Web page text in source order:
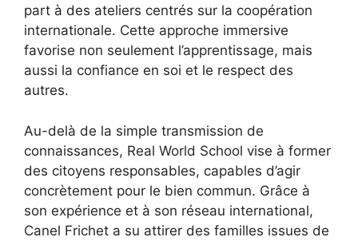
part à des ateliers centrés sur la coopération
internationale. Cette approche immersive
favorise non seulement l’apprentissage, mais
aussi la confiance en soi et le respect des
autres.
Au-delà de la simple transmission de
connaissances, Real World School vise à former
des citoyens responsables, capables d’agir
concrètement pour le bien commun. Grâce à
son expérience et à son réseau international,
Canel Frichet a su attirer des familles issues de